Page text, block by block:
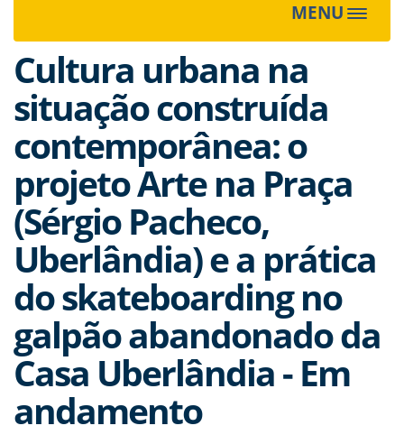
MENU
Toggle
Cultura urbana na
situação construída
contemporânea: o
projeto Arte na Praça
(Sérgio Pacheco,
Uberlândia) e a prática
do skateboarding no
galpão abandonado da
Casa Uberlândia - Em
andamento